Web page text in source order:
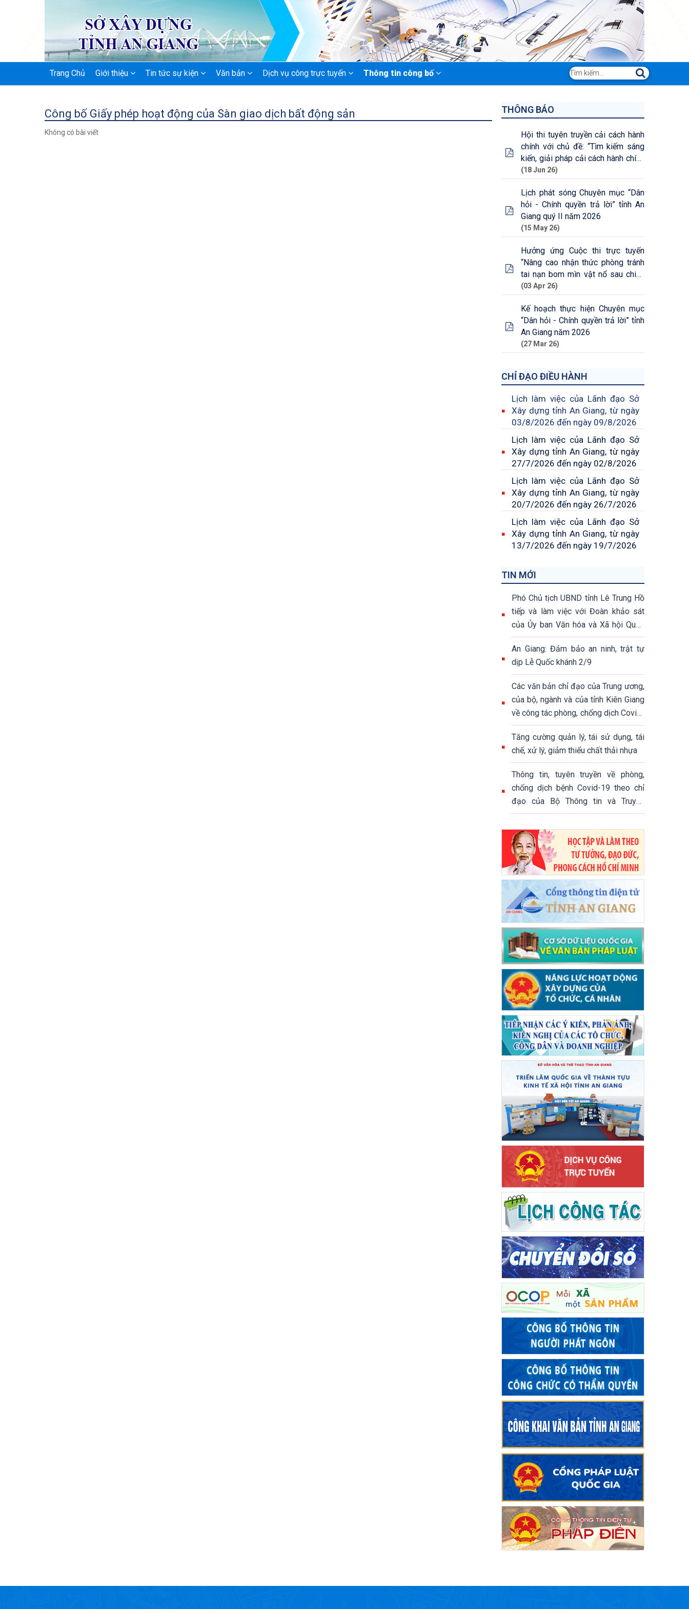
NAVIGATION
Trang Chủ Giới thiệu Tin tức sự kiện Văn bản Dịch vụ công trực tuyến Thông tin công bố
Công bố Giấy phép hoạt động của Sàn giao dịch bất động sản
Không có bài viết
THÔNG BÁO
Hội thi tuyên truyền cải cách hành
chính với chủ đề: “Tìm kiếm sáng
kiến, giải pháp cải cách hành chính
cấp tỉnh năm 2026”
(18 Jun 26)
Lịch phát sóng Chuyên mục “Dân
hỏi - Chính quyền trả lời” tỉnh An
Giang quý II năm 2026
(15 May 26)
Hưởng ứng Cuộc thi trực tuyến
“Nâng cao nhận thức phòng tránh
tai nạn bom mìn vật nổ sau chiến
tranh ở Việt Nam
(03 Apr 26)
Kế hoạch thực hiện Chuyên mục
“Dân hỏi - Chính quyền trả lời” tỉnh
An Giang năm 2026
(27 Mar 26)
CHỈ ĐẠO ĐIỀU HÀNH
Lịch làm việc của Lãnh đạo Sở
Xây dựng tỉnh An Giang, từ ngày
03/8/2026 đến ngày 09/8/2026
Lịch làm việc của Lãnh đạo Sở
Xây dựng tỉnh An Giang, từ ngày
27/7/2026 đến ngày 02/8/2026
Lịch làm việc của Lãnh đạo Sở
Xây dựng tỉnh An Giang, từ ngày
20/7/2026 đến ngày 26/7/2026
Lịch làm việc của Lãnh đạo Sở
Xây dựng tỉnh An Giang, từ ngày
13/7/2026 đến ngày 19/7/2026
TIN MỚI
Phó Chủ tịch UBND tỉnh Lê Trung Hồ
tiếp và làm việc với Đoàn khảo sát
của Ủy ban Văn hóa và Xã hội Quốc
hội khóa XV
An Giang: Đảm bảo an ninh, trật tự
dịp Lễ Quốc khánh 2/9
Các văn bản chỉ đạo của Trung ương,
của bộ, ngành và của tỉnh Kiên Giang
về công tác phòng, chống dịch Covid-
19 trong thời gian thực hiện giãn cách
xã hội theo tinh thần Chỉ thị số
16/CT-TTg ngày 31/3/2020 của Thủ
tướng Chính phủ
Tăng cường quản lý, tái sử dụng, tái
chế, xử lý, giảm thiểu chất thải nhựa
Thông tin, tuyên truyền về phòng,
chống dịch bệnh Covid-19 theo chỉ
đạo của Bộ Thông tin và Truyền
thông, UBND tỉnh Kiên Giang